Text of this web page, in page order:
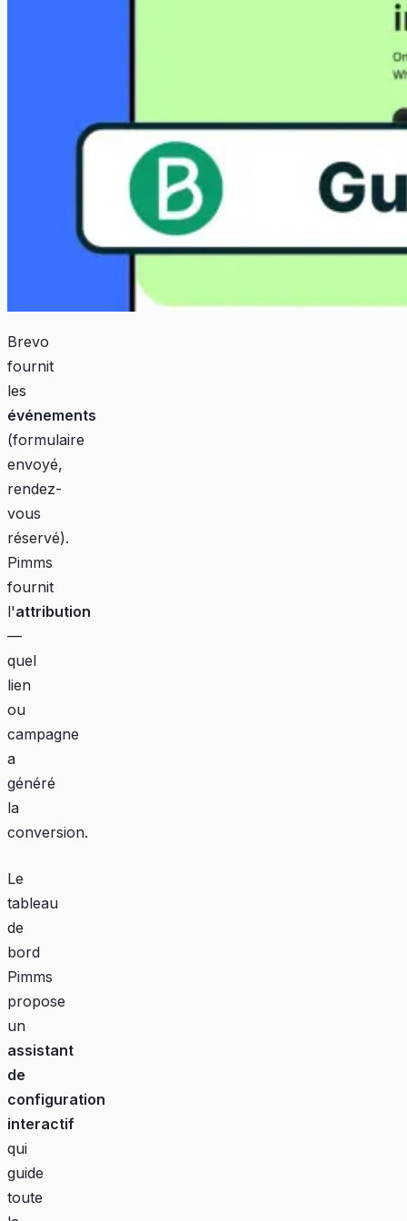
Brevo
fournit
les
événements
(formulaire
envoyé,
rendez-
vous
réservé).
Pimms
fournit
l'attribution
—
quel
lien
ou
campagne
a
généré
la
conversion.
Le
tableau
de
bord
Pimms
propose
un
assistant
de
configuration
interactif
qui
guide
toute